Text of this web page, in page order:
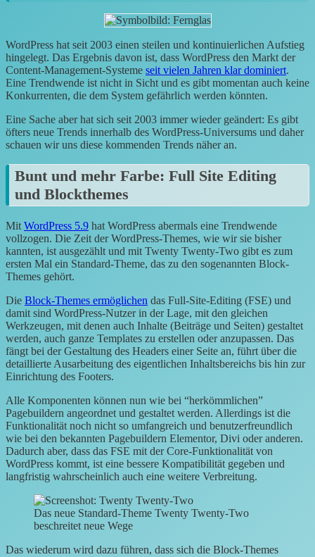
WordPress hat seit 2003 einen steilen und kontinuierlichen Aufstieg
hingelegt. Das Ergebnis davon ist, dass WordPress den Markt der
Content-Management-Systeme seit vielen Jahren klar dominiert.
Eine Trendwende ist nicht in Sicht und es gibt momentan auch keine
Konkurrenten, die dem System gefährlich werden könnten.
Eine Sache aber hat sich seit 2003 immer wieder geändert: Es gibt
öfters neue Trends innerhalb des WordPress-Universums und daher
schauen wir uns diese kommenden Trends näher an.
Bunt und mehr Farbe: Full Site Editing
und Blockthemes
Mit WordPress 5.9 hat WordPress abermals eine Trendwende
vollzogen. Die Zeit der WordPress-Themes, wie wir sie bisher
kannten, ist ausgezählt und mit Twenty Twenty-Two gibt es zum
ersten Mal ein Standard-Theme, das zu den sogenannten Block-
Themes gehört.
Die Block-Themes ermöglichen das Full-Site-Editing (FSE) und
damit sind WordPress-Nutzer in der Lage, mit den gleichen
Werkzeugen, mit denen auch Inhalte (Beiträge und Seiten) gestaltet
werden, auch ganze Templates zu erstellen oder anzupassen. Das
fängt bei der Gestaltung des Headers einer Seite an, führt über die
detaillierte Ausarbeitung des eigentlichen Inhaltsbereichs bis hin zur
Einrichtung des Footers.
Alle Komponenten können nun wie bei “herkömmlichen”
Pagebuildern angeordnet und gestaltet werden. Allerdings ist die
Funktionalität noch nicht so umfangreich und benutzerfreundlich
wie bei den bekannten Pagebuildern Elementor, Divi oder anderen.
Dadurch aber, dass das FSE mit der Core-Funktionalität von
WordPress kommt, ist eine bessere Kompatibilität gegeben und
langfristig wahrscheinlich auch eine weitere Verbreitung.
Das neue Standard-Theme Twenty Twenty-Two
beschreitet neue Wege
Das wiederum wird dazu führen, dass sich die Block-Themes